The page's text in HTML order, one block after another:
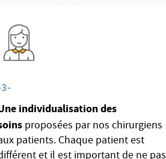
individualisation des
proposées par nos chirurgiens
patients. Chaque patient est